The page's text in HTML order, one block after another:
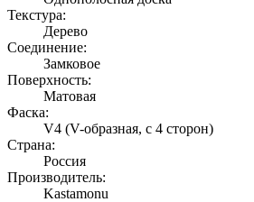
Текстура:
Дерево
Соединение:
Замковое
Поверхность:
Матовая
Фаска:
V4 (V-образная, с 4 сторон)
Страна:
Россия
Производитель:
Kastamonu